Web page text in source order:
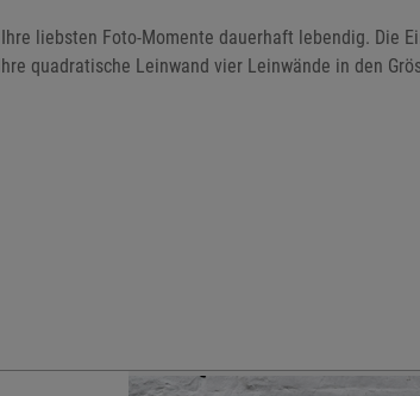
liebsten Foto-Momente dauerhaft lebendig. Die
quadratische Leinwand vier Leinwände in den